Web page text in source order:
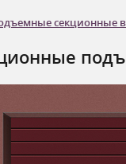
секционные